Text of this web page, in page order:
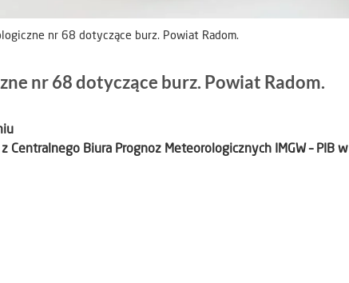
nr 68 dotyczące burz. Powiat Radom.
nr 68 dotyczące burz. Powiat Radom.
Biura Prognoz Meteorologicznych IMGW – PIB w